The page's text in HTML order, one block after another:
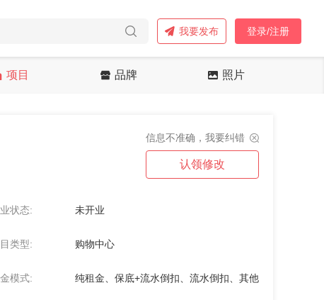
我要发布 登录/注册
项目 品牌 照片
信息不准确，我要纠错
认领修改
状态: 未开业
类型: 购物中心
模式: 纯租金、保底+流水倒扣、流水倒扣、其他